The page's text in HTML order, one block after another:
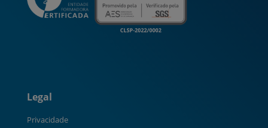
Legal
Privacidade